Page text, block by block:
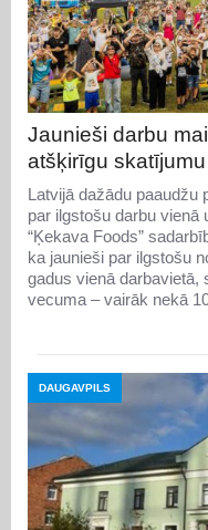
Jaunieši darbu
atšķirīgu
Latvijā dažādu paaudžu
par ilgstošu darbu
“Ķekava Foods”
ka jaunieši par ilgstošu
gadus vienā darbavietā,
vecuma – vairāk nekā
DAUGAVPILS